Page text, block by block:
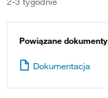
Powiązane dokumenty
Dokumentacja